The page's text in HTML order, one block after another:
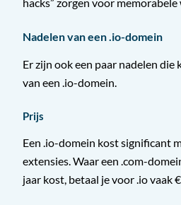
Nadelen van een .io-domein
Er zijn ook een paar nadelen die
van een .io-domein.
Prijs
Een .io-domein kost significant
extensies. Waar een .com-
jaar kost, betaal je voor .io vaak